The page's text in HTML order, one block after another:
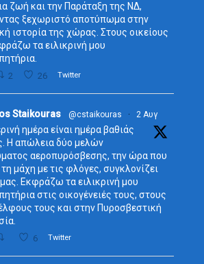
ζωή και την Παράταξη της ΝΔ,
ξεχωριστό αποτύπωμα στην
ιστορία της χώρας. Στους οικείους
τα ειλικρινή μου
2 26 Twitter
Staikouras @cstaikouras · 2 Αυγ
ημέρα είναι ημέρα βαθιάς
Η απώλεια δύο μελών
αεροπυρόσβεσης, την ώρα που
τη μάχη με τις φλόγες, συγκλονίζει
Εκφράζω τα ειλικρινή μου
στις οικογένειές τους, στους
τους και στην Πυροσβεστική
6 Twitter